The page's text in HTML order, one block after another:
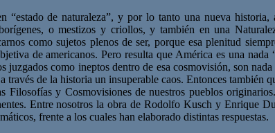
de naturaleza”, y por lo tanto una nueva historia,
o mestizos y criollos, y también en una
como sujetos plenos de ser, porque esa plenitud
de americanos. Pero resulta que América es una
como ineptos dentro de esa cosmovisión, son
de la historia un insuperable caos. Entonces también
y Cosmovisiones de nuestros pueblos
Entre nosotros la obra de Rodolfo Kusch y Enrique
frente a los cuales han elaborado distintas respuestas.